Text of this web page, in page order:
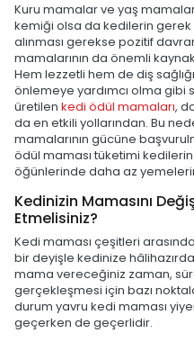
Kuru mamalar ve yaş
kemiği olsa da kedilerin gerek
alınması gerekse pozitif
mamalarının da önemli
Hem lezzetli hem de diş
önlemeye yardımcı olma
üretilen kedi ödül mamaları,
da en etkili yollarından. Bu
mamalarının gücüne
ödül maması tüketimi
öğünlerinde daha az
Kedinizin Mamasını
Etmelisiniz?
Kedi maması çeşitleri
bir deyişle kedinize
mama vereceğiniz zaman,
gerçekleşmesi için bazı
durum yavru kedi maması
geçerken de geçerlidir.